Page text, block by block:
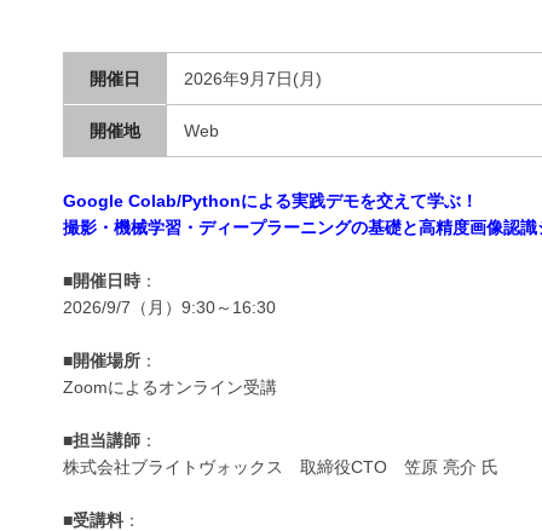
開催日 2026年9月7日(月)
開催地 Web
Google Colab/Pythonによる実践デモを交えて学ぶ！
撮影・機械学習・ディープラーニングの基礎と高精度画像認
■開催日時 ：
2026/9/7（月）9:30～16:30
■開催場所 ：
Zoomによるオンライン受講
■担当講師 ：
株式会社ブライトヴォックス 取締役CTO 笠原 亮介 氏
■受講料 ：